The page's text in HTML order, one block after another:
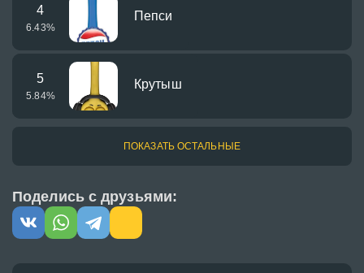
4
6.43%
Пепси
5
5.84%
Крутыш
ПОКАЗАТЬ ОСТАЛЬНЫЕ
Поделись с друзьями: